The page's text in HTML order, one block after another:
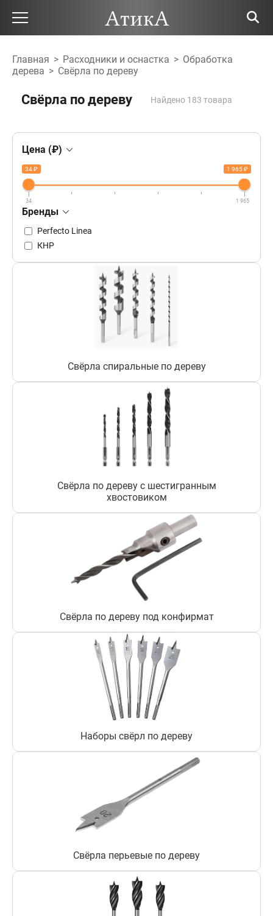
Главная > Расходники и оснастка > Обработка
дерева > Свёрла по дереву
Свёрла по дереву Найдено 183 товара
Цена (₽)
34 ₽ 1 965 ₽
34 1 965
Бренды
Perfecto Linea
КНР
Свёрла спиральные по дереву
Свёрла по дереву с шестигранным
хвостовиком
Свёрла по дереву под конфирмат
Наборы свёрл по дереву
Свёрла перьевые по дереву